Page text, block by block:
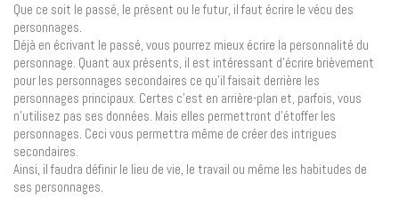
Que ce soit le passé, le présent ou le futur, il faut écrire le vécu des
personnages.
Déjà en écrivant le passé, vous pourrez mieux écrire la personnalité du
personnage. Quant aux présents, il est intéressant d’écrire brièvement
pour les personnages secondaires ce qu’il faisait derrière les
personnages principaux. Certes c’est en arrière-plan et, parfois, vous
n’utilisez pas ses données. Mais elles permettront d’étoffer les
personnages. Ceci vous permettra même de créer des intrigues
secondaires.
Ainsi, il faudra définir le lieu de vie, le travail ou même les habitudes de
ses personnages.